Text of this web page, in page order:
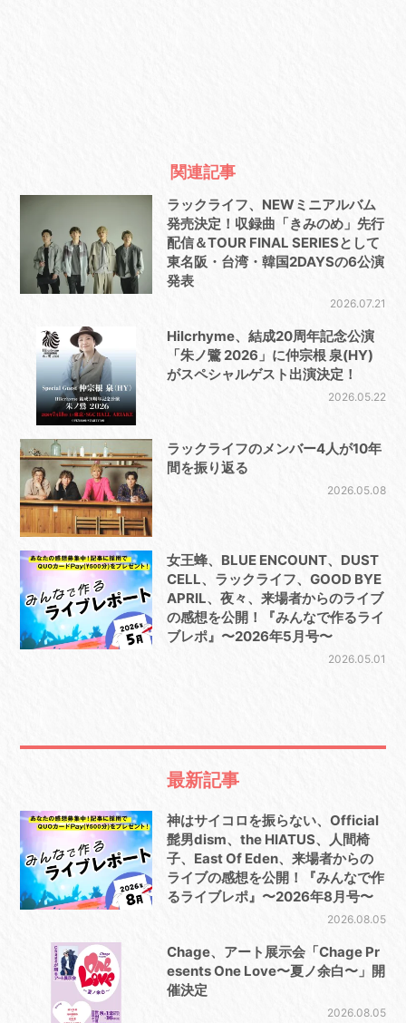
関連記事
ラックライフ、NEWミニアルバム
発売決定！収録曲「きみのめ」先行
配信＆TOUR FINAL SERIESとして
東名阪・台湾・韓国2DAYSの6公演
発表
2026.07.21
Hilcrhyme、結成20周年記念公演
「朱ノ鷺 2026」に仲宗根 泉(HY)
がスペシャルゲスト出演決定！
2026.05.22
ラックライフのメンバー4人が10年
間を振り返る
2026.05.08
女王蜂、BLUE ENCOUNT、DUST
CELL、ラックライフ、GOOD BYE
APRIL、夜々、来場者からのライブ
の感想を公開！『みんなで作るライ
ブレポ』〜2026年5月号〜
2026.05.01
最新記事
神はサイコロを振らない、Official
髭男dism、the HIATUS、人間椅
子、East Of Eden、来場者からの
ライブの感想を公開！『みんなで作
るライブレポ』〜2026年8月号〜
2026.08.05
Chage、アート展示会「Chage Pr
esents One Love〜夏ノ余白〜」開
催決定
2026.08.05